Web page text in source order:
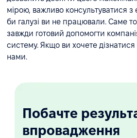
мірою, важливо консультуватися з
би галузі ви не працювали. Саме
завжди готовий допомогти
систему. Якщо ви хочете дізнатися
нами.
Побачте
впровадження